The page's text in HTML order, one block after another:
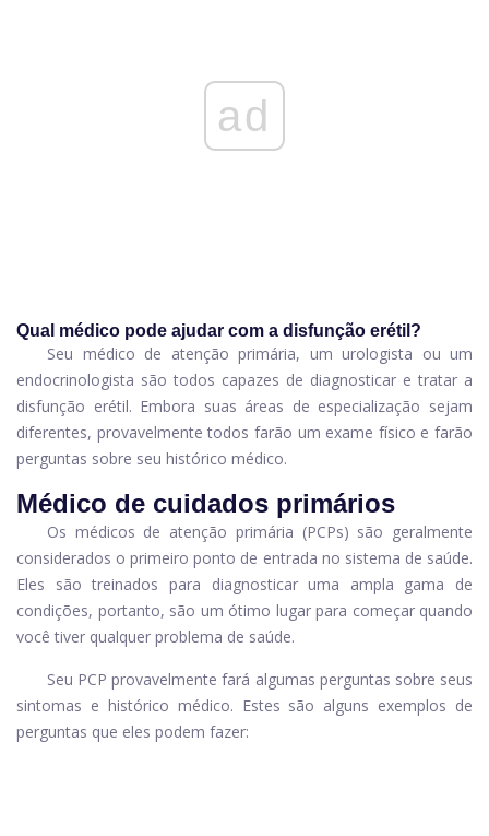
ad
Qual médico pode ajudar com a disfunção erétil?
Seu médico de atenção primária, um urologista ou um
endocrinologista são todos capazes de diagnosticar e tratar a
disfunção erétil. Embora suas áreas de especialização sejam
diferentes, provavelmente todos farão um exame físico e farão
perguntas sobre seu histórico médico.
Médico de cuidados primários
Os médicos de atenção primária (PCPs) são geralmente
considerados o primeiro ponto de entrada no sistema de saúde.
Eles são treinados para diagnosticar uma ampla gama de
condições, portanto, são um ótimo lugar para começar quando
você tiver qualquer problema de saúde.
Seu PCP provavelmente fará algumas perguntas sobre seus
sintomas e histórico médico. Estes são alguns exemplos de
perguntas que eles podem fazer: